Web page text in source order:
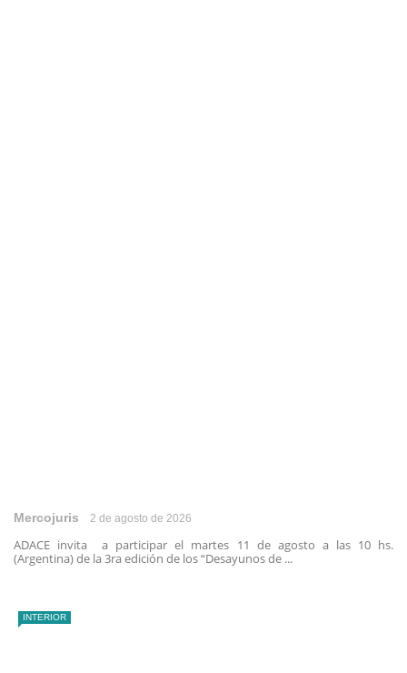
Mercojuris 2 de agosto de 2026
ADACE invita a participar el martes 11 de agosto a las 10 hs.
(Argentina) de la 3ra edición de los “Desayunos de ...
INTERIOR